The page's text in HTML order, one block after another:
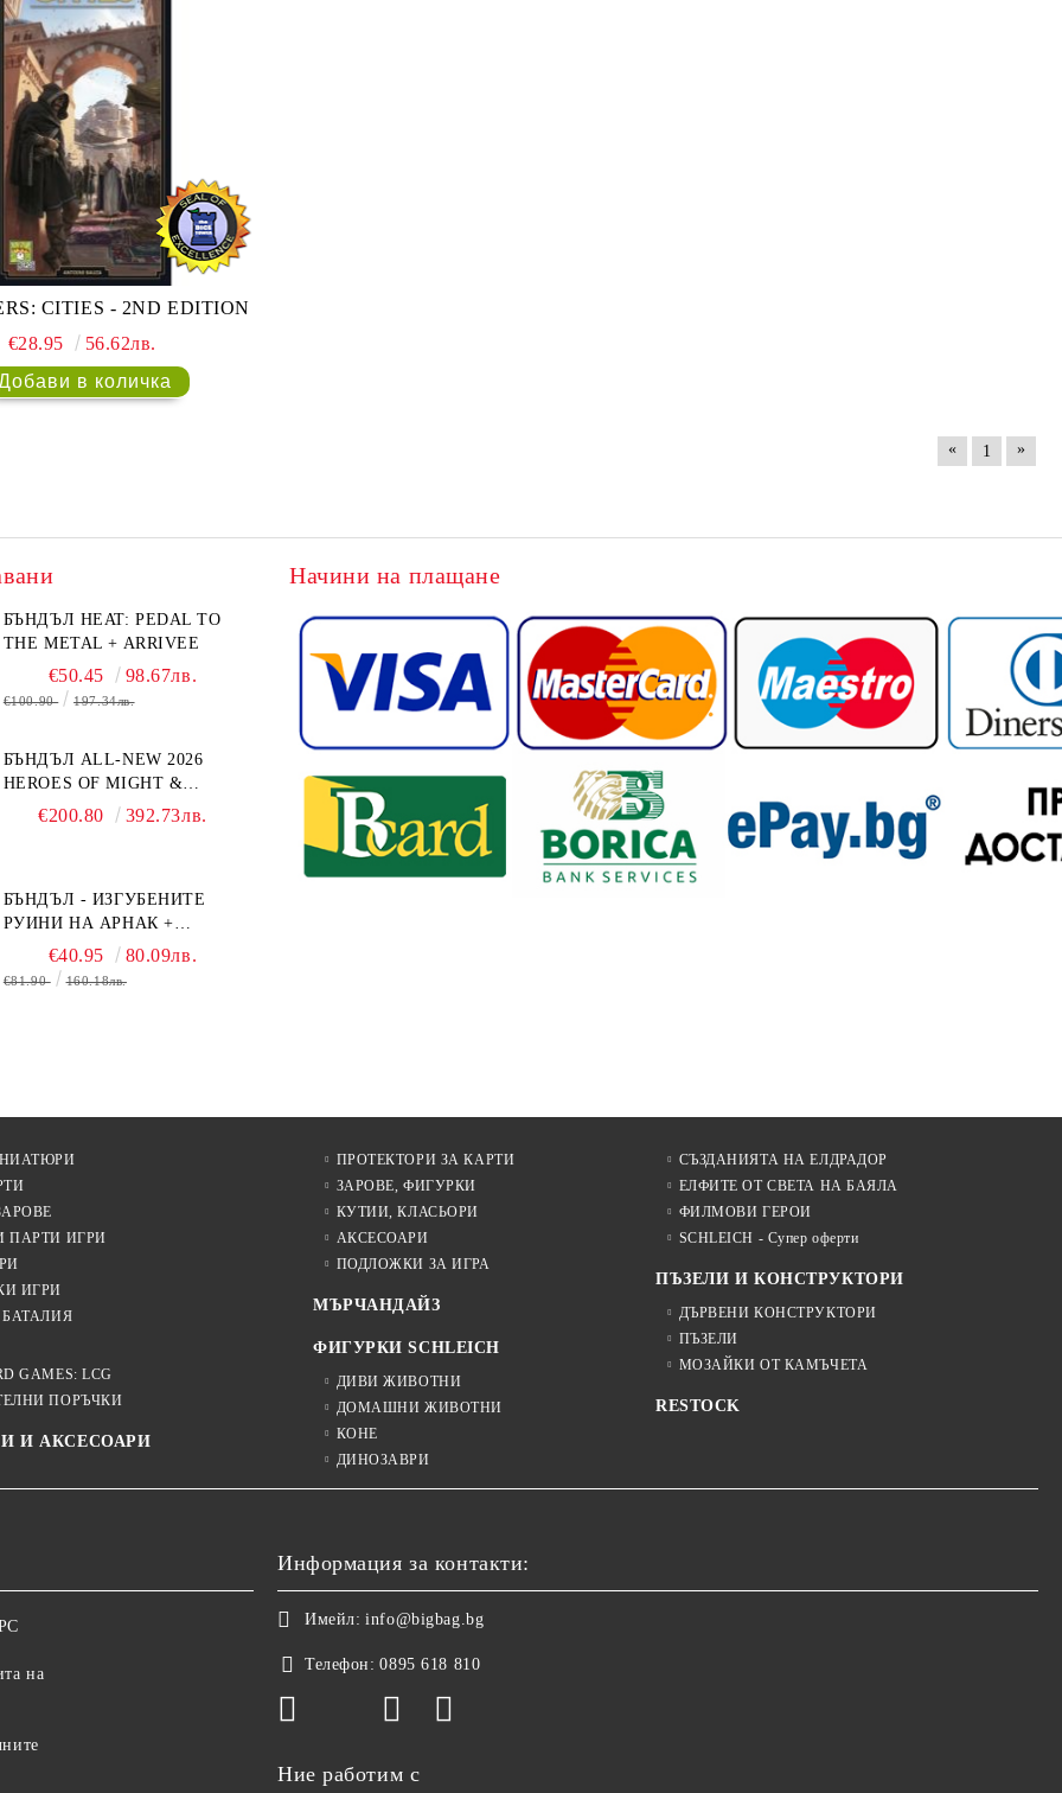
CITIES - 2ND EDITION
€28.95
56.62лв.
« 1 »
БЪНДЪЛ HEAT: PEDAL TO
THE METAL + ARRIVEE
€50.45 98.67лв.
€100.90 197.34лв.
БЪНДЪЛ ALL-NEW 2026
HEROES OF MIGHT &
MAGIC III: THE BOARD
€200.80 392.73лв.
БЪНДЪЛ - ИЗГУБЕНИТЕ
РУИНИ НА АРНАК +
ВОДАЧИ НА ЕКСПЕДИЦИИ
+ ПРОМО КАРТИ
€40.95 80.09лв.
€81.90 160.18лв.
Начини на плащане
ПАРТИ ИГРИ
ИГРИ
GAMES: LCG
ПОРЪЧКИ
И АКСЕСОАРИ
ПРОТЕКТОРИ ЗА КАРТИ
ЗАРОВЕ, ФИГУРКИ
КУТИИ, КЛАСЬОРИ
АКСЕСОАРИ
ПОДЛОЖКИ ЗА ИГРА
МЪРЧАНДАЙЗ
ФИГУРКИ SCHLEICH
ДИВИ ЖИВОТНИ
ДОМАШНИ ЖИВОТНИ
КОНЕ
ДИНОЗАВРИ
СЪЗДАНИЯТА НА ЕЛДРАДОР
ЕЛФИТЕ ОТ СВЕТА НА БАЯЛА
ФИЛМОВИ ГЕРОИ
SCHLEICH - Супер оферти
ПЪЗЕЛИ И КОНСТРУКТОРИ
ДЪРВЕНИ КОНСТРУКТОРИ
ПЪЗЕЛИ
МОЗАЙКИ ОТ КАМЪЧЕТА
RESTOCK
на
Информация за контакти:
Имейл: info@bigbag.bg
Телефон: 0895 618 810
Ние работим с